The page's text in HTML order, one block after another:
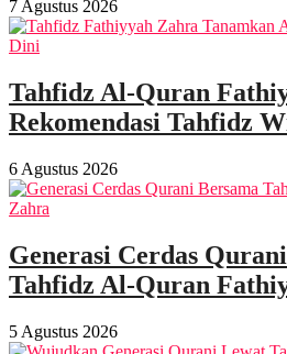
7 Agustus 2026
Tahfidz Al-Quran
Rekomendasi Tahfidz
6 Agustus 2026
Generasi Cerdas
Tahfidz Al-Quran
5 Agustus 2026